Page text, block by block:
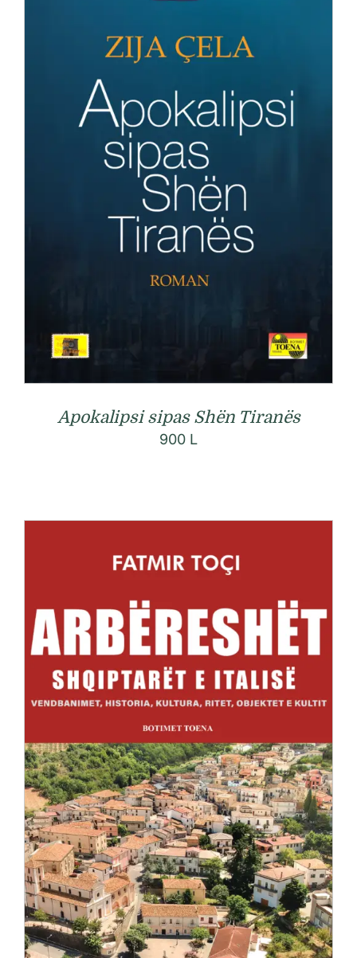
Apokalipsi sipas Shën Tiranës
900 L